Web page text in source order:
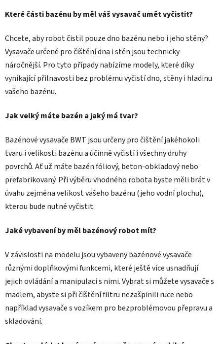
ý
i
s
u
Které části bazénu by měl váš vysavač umět vyčistit?
Chcete, aby robot čistil pouze dno bazénu nebo i jeho stěny?
Vysavače určené pro čištění dna i stěn jsou technicky
náročnější. Pro tyto případy nabízíme modely, které díky
vynikající přilnavosti bez problému vyčistí dno, stěny i hladinu
vašeho bazénu.
Jak velký máte bazén a jaký má tvar?
Bazénové vysavače BWT jsou určeny pro čištění jakéhokoli
tvaru i velikosti bazénu a účinně vyčistí i všechny druhy
povrchů. Ať už máte bazén fóliový, beton-obkladový nebo
prefabrikovaný. Při výběru vhodného robota byste měli brát v
úvahu zejména velikost vašeho bazénu (jeho vodní plochu),
kterou bude nutné vyčistit.
Jaké vybavení by měl bazénový robot mít?
V závislosti na modelu jsou vybaveny bazénové vysavače
různými doplňkovými funkcemi, které ještě více usnadňují
jejich ovládání a manipulaci s nimi. Vybrat si můžete vysavače s
madlem, abyste si při čištění filtru nezašpinili ruce nebo
například vysavače s vozíkem pro bezproblémovou přepravu a
skladování.